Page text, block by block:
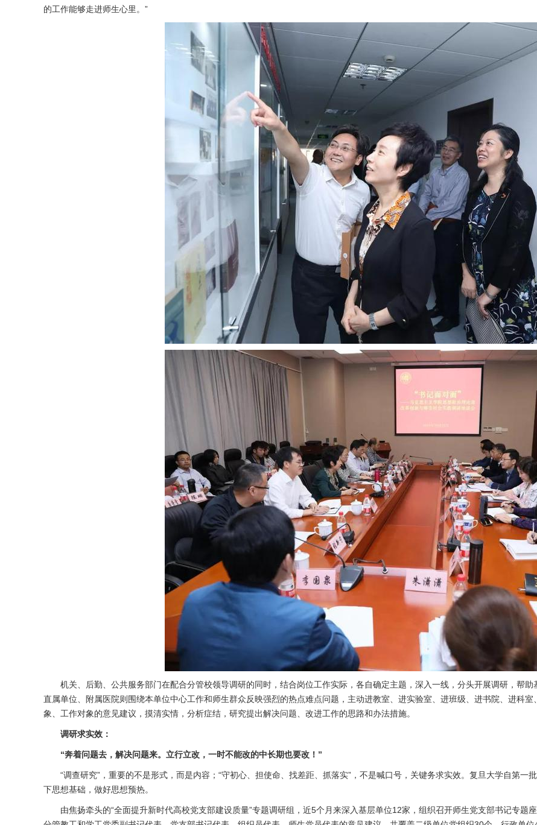
的工作能够走进师生心里。”
机关、后勤、公共服务部门在配合分管校领导调研的同时，结合岗位工作实际，各自确定主题，深入一线，分头开展调研，帮
直属单位、附属医院则围绕本单位中心工作和师生群众反映强烈的热点难点问题，主动进教室、进实验室、进班级、进书院、进科
象、工作对象的意见建议，摸清实情，分析症结，研究提出解决问题、改进工作的思路和办法措施。
调研求实效：
“奔着问题去，解决问题来。立行立改，一时不能改的中长期也要改！”
“调查研究”，重要的不是形式，而是内容；“守初心、担使命、找差距、抓落实”，不是喊口号，关键务求实效。复旦大学自第
下思想基础，做好思想预热。
由焦扬牵头的“全面提升新时代高校党支部建设质量”专题调研组，近5个月来深入基层单位12家，组织召开师生党支部书记专题